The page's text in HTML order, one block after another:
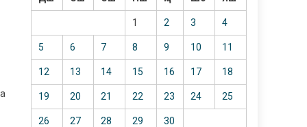
1 2 3 4
5 6 7 8 9 10 11
12 13 14 15 16 17 18
19 20 21 22 23 24 25
26 27 28 29 30